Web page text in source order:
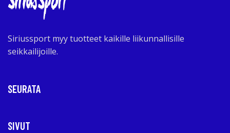
Siriussport myy tuotteet kaikille liikunnallisille
seikkailijoille.
SEURATA
SIVUT